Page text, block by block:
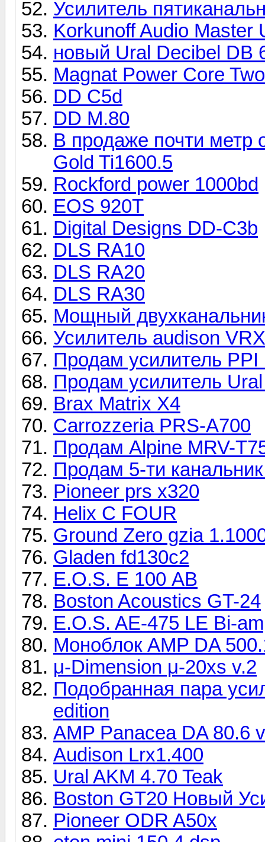
Усилитель
Korkunoff Audio Master
новый Ural Decibel DB
Magnat Power Core Two
DD C5d
DD M.80
В продаже почти метр
Gold Ti1600.5
Rockford power 1000bd
EOS 920T
Digital Designs DD-C3b
DLS RA10
DLS RA20
DLS RA30
Мощный
Усилитель audison
Продам усилитель PPI
Продам усилитель
Brax Matrix X4
Carrozzeria PRS-A700
Продам Alpine MRV-
Продам 5-ти
Pioneer prs x320
Helix C FOUR
Ground Zero gzia
Gladen fd130c2
E.O.S. Е 100 АВ
Boston Acoustics GT-24
E.O.S. AE-475 LE Bi-
Моноблок AMP DA
μ-Dimension μ-20xs v.2
Подобранная пара
edition
AMP Panacea DA 80.6
Audison Lrx1.400
Ural AKM 4.70 Teak
Boston GT20 Новый
Pioneer ODR A50x